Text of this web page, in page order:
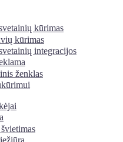
kūrimas
kūrimas
integracijos
ženklas